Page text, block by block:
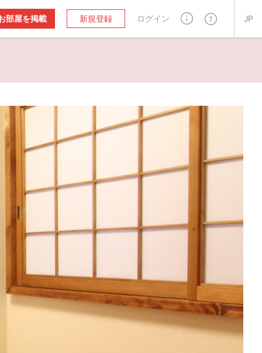
部屋を掲載 新規登録 ログイン JP